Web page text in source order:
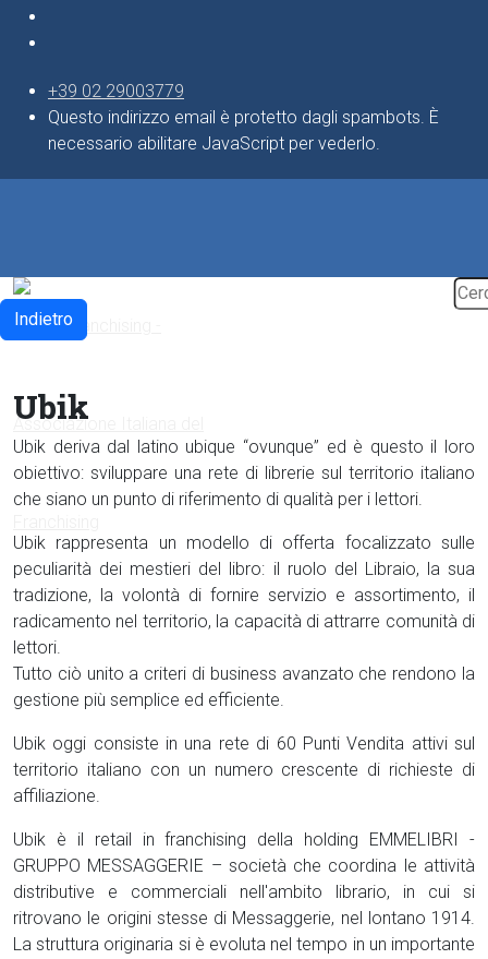
+39 02 29003779
Questo indirizzo email è protetto dagli spambots. È
necessario abilitare JavaScript per vederlo.
Indietro
Ubik
Ubik deriva dal latino ubique “ovunque” ed è questo il loro
obiettivo: sviluppare una rete di librerie sul territorio italiano
che siano un punto di riferimento di qualità per i lettori.
Ubik rappresenta un modello di offerta focalizzato sulle
peculiarità dei mestieri del libro: il ruolo del Libraio, la sua
tradizione, la volontà di fornire servizio e assortimento, il
radicamento nel territorio, la capacità di attrarre comunità di
lettori.
Tutto ciò unito a criteri di business avanzato che rendono la
gestione più semplice ed efficiente.
Ubik oggi consiste in una rete di 60 Punti Vendita attivi sul
territorio italiano con un numero crescente di richieste di
affiliazione.
Ubik è il retail in franchising della holding EMMELIBRI -
GRUPPO MESSAGGERIE – società che coordina le attività
distributive e commerciali nell'ambito librario, in cui si
ritrovano le origini stesse di Messaggerie, nel lontano 1914.
La struttura originaria si è evoluta nel tempo in un importante